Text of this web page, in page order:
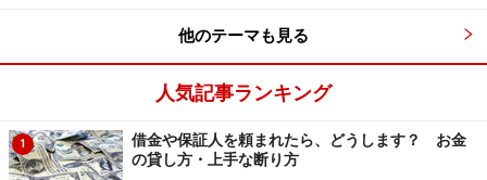
どうでしょう。仮にあなたが破産するとしたら、上記3
項目はあなたにとって致命的なことでしょうか？
破産の影響をカバーする方法だってある 次ページへ＞
他のテーマも見る
人気記事ランキング
1
借金や保証人を頼まれたら、どうします？ お金
の貸し方・上手な断り方